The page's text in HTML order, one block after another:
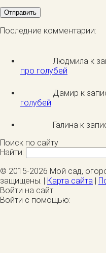
Последние комментарии:
Людмила к
про голубей
Дамир к
голубей
Галина к
Поиск по сайту
Найти:
© 2015-2026 Мой сад,
защищены. |
Карта сайта
Войти на сайт
Войти с помощью: